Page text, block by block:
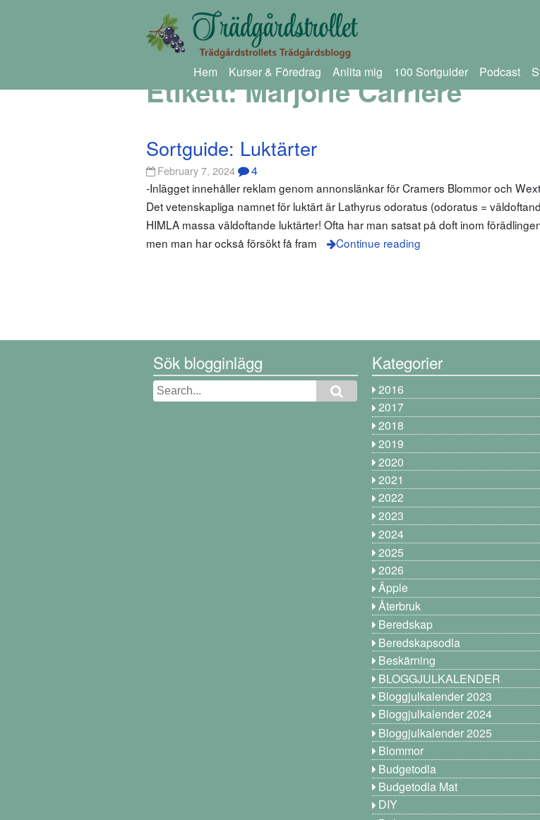
Hem Kurser & Föredrag Anlita mig 100 Sortguider Podcast
Etikett:Marjorie Carriere
Sortguide: Luktärter
February 7, 2024 4
-Inlägget innehåller reklam genom annonslänkar för Cramers Blommor och
Det vetenskapliga namnet för luktärt är Lathyrus odoratus (odoratus =
HIMLA massa väldoftande luktärter! Ofta har man satsat på doft inom
men man har också försökt få fram
Continue reading
Sök blogginlägg Kategorier
2016
2017
2018
2019
2020
2021
2022
2023
2024
2025
2026
Äpple
Återbruk
Beredskap
Beredskapsodla
Beskärning
BLOGGJULKALENDER
Bloggjulkalender 2023
Bloggjulkalender 2024
Bloggjulkalender 2025
Blommor
Budgetodla
Budgetodla Mat
DIY